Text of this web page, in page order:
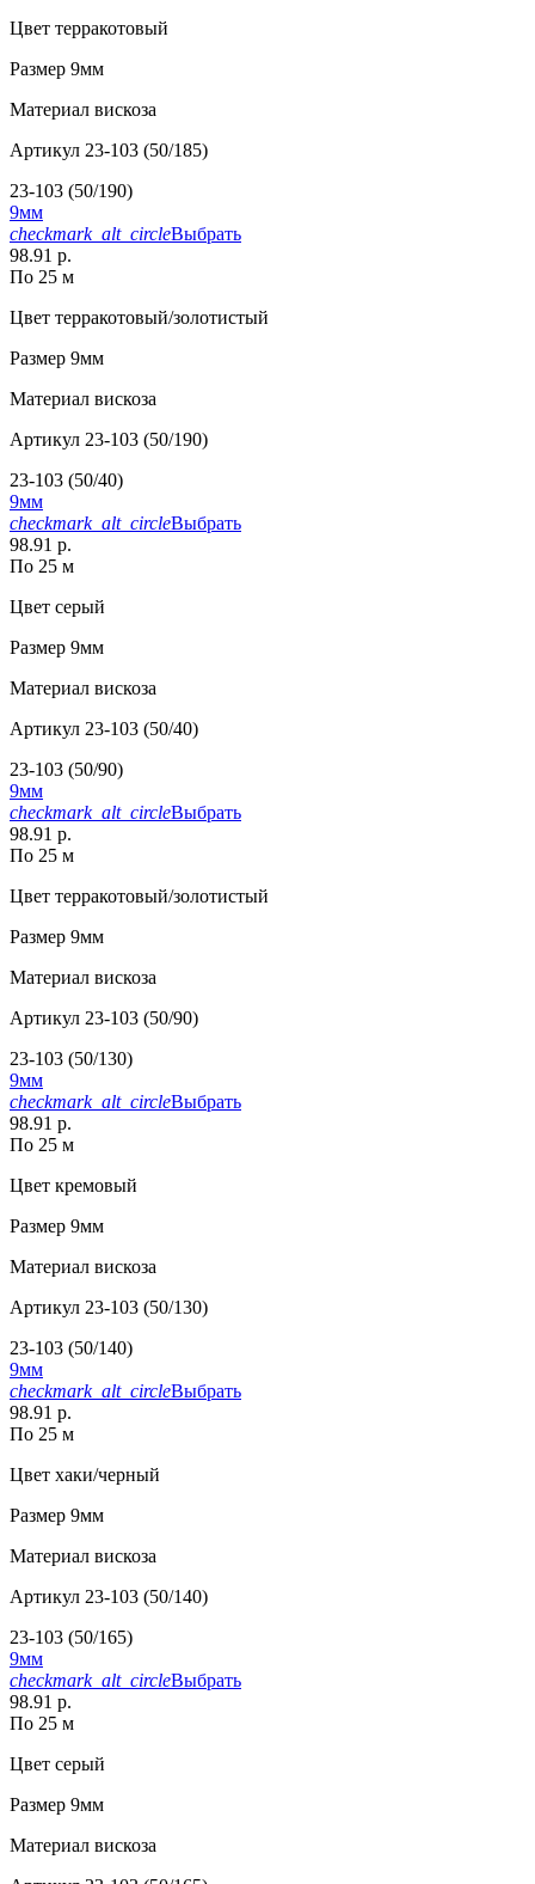
Цвет терракотовый
Размер 9мм
Материал вискоза
Артикул 23-103 (50/185)
23-103 (50/190)
9мм
checkmark_alt_circleВыбрать
98.91 р.
По 25 м
Цвет терракотовый/золотистый
Размер 9мм
Материал вискоза
Артикул 23-103 (50/190)
23-103 (50/40)
9мм
checkmark_alt_circleВыбрать
98.91 р.
По 25 м
Цвет серый
Размер 9мм
Материал вискоза
Артикул 23-103 (50/40)
23-103 (50/90)
9мм
checkmark_alt_circleВыбрать
98.91 р.
По 25 м
Цвет терракотовый/золотистый
Размер 9мм
Материал вискоза
Артикул 23-103 (50/90)
23-103 (50/130)
9мм
checkmark_alt_circleВыбрать
98.91 р.
По 25 м
Цвет кремовый
Размер 9мм
Материал вискоза
Артикул 23-103 (50/130)
23-103 (50/140)
9мм
checkmark_alt_circleВыбрать
98.91 р.
По 25 м
Цвет хаки/черный
Размер 9мм
Материал вискоза
Артикул 23-103 (50/140)
23-103 (50/165)
9мм
checkmark_alt_circleВыбрать
98.91 р.
По 25 м
Цвет серый
Размер 9мм
Материал вискоза